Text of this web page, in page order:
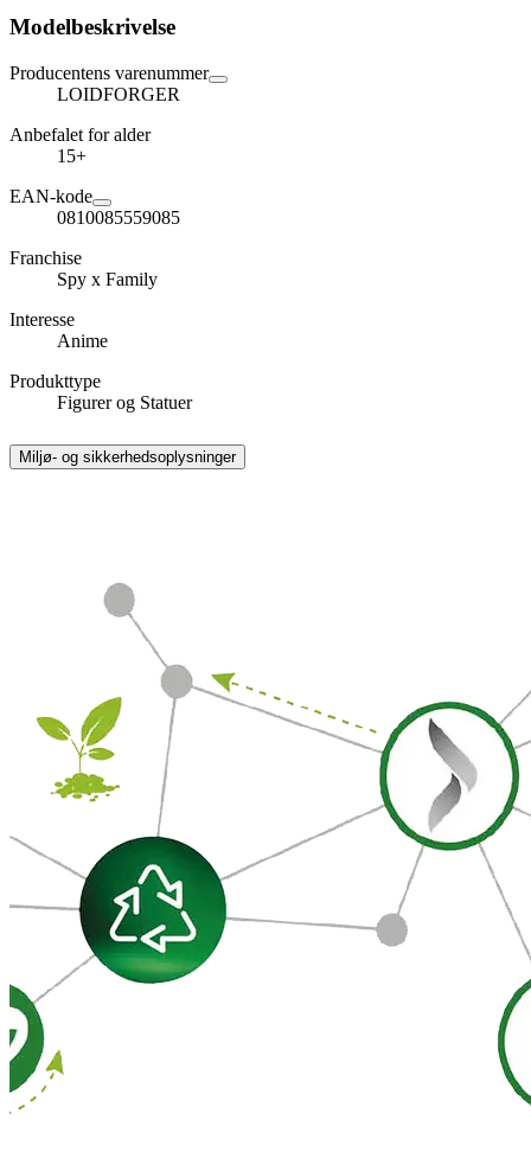
Modelbeskrivelse
Producentens varenummer
LOIDFORGER
Anbefalet for alder
15+
EAN-kode
0810085559085
Franchise
Spy x Family
Interesse
Anime
Produkttype
Figurer og Statuer
Miljø- og sikkerhedsoplysninger